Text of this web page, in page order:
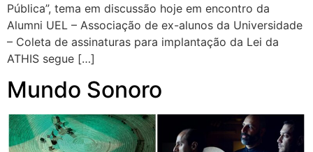
Pública”, tema em discussão hoje em encontro da
Alumni UEL – Associação de ex-alunos da Universidade
– Coleta de assinaturas para implantação da Lei da
ATHIS segue […]
Mundo Sonoro